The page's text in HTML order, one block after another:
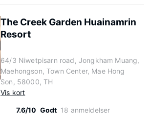
The Creek Garden Huainamrin
Resort
64/3 Niwetpisarn road, Jongkham Muang,
Maehongson, Town Center, Mae Hong
Son, 58000, TH
Vis kort
7.6/10 Godt 18 anmeldelser